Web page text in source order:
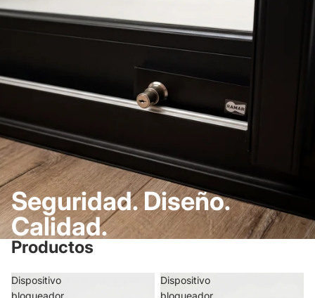
Seguridad. Diseño.
Calidad.
Productos
Dispositivo
Dispositivo